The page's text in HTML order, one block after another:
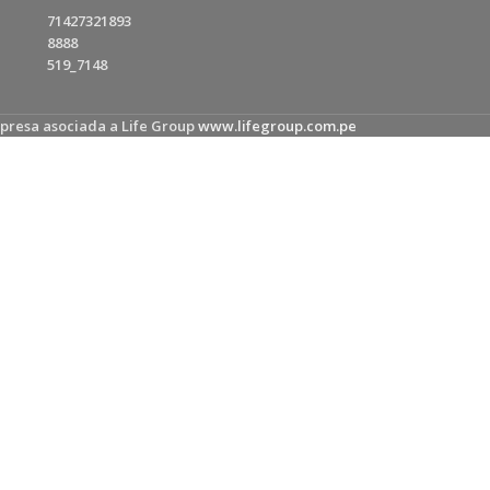
71427321893
8888
519_7148
asociada a Life Groupwww.lifegroup.com.pe